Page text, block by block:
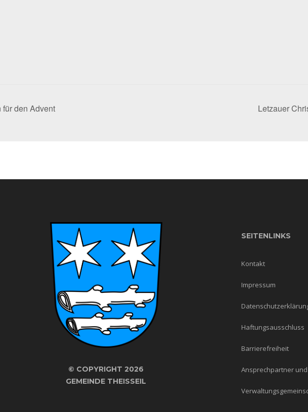
den Advent Letzauer
© COPYRIGHT 2026
GEMEINDE THEISSEIL
SEITENLINKS
Kontakt
Impressum
Haftungsausschluss
Barrierefreiheit
Ansprechpartner